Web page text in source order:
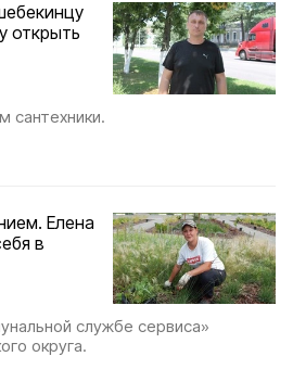
открыть
сантехники.
Елена
в
службе сервиса»
округа.